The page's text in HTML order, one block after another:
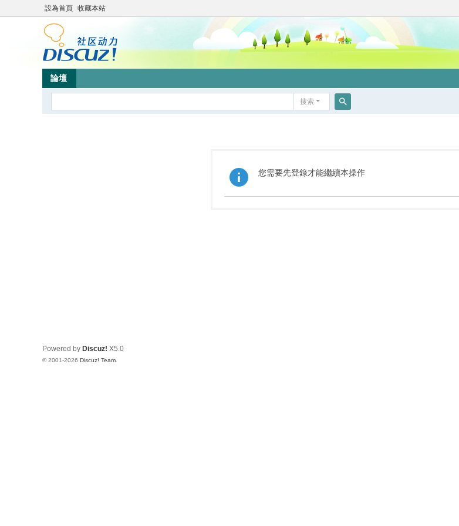
設為首頁 收藏本站
論壇
搜索
您需要先登錄才能繼續本操作
Powered by Discuz! X5.0
© 2001-2026 Discuz! Team